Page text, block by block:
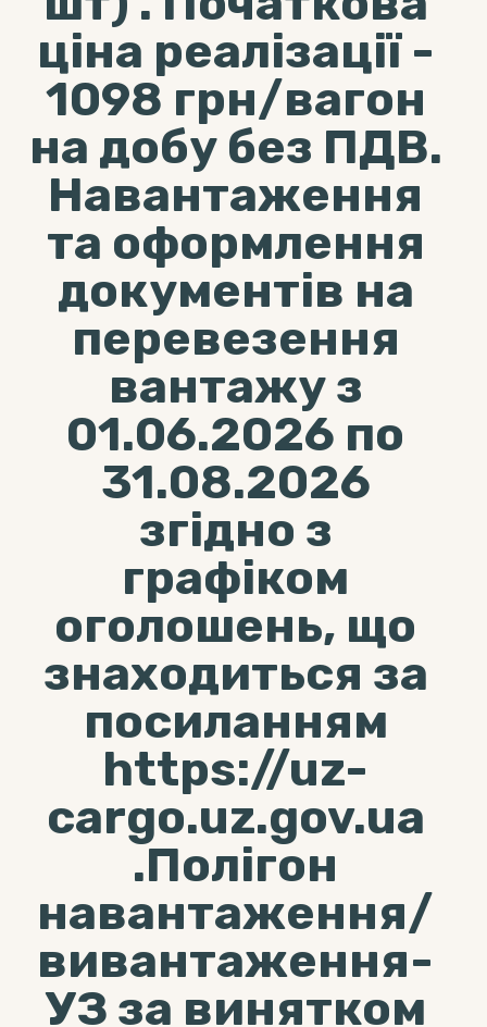
ціна реалізації -
1098 грн/вагон
на добу без ПДВ.
Навантаження
та оформлення
документів на
перевезення
вантажу з
01.06.2026 по
31.08.2026
згідно з
графіком
оголошень, що
знаходиться за
посиланням
https://uz-
cargo.uz.gov.ua
.Полігон
навантаження/
вивантаження-
УЗ за винятком